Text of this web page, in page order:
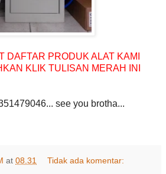
DAFTAR PRODUK ALAT KAMI
KLIK TULISAN MERAH INI
see you brotha...
at 08.31 Tidak ada komentar: